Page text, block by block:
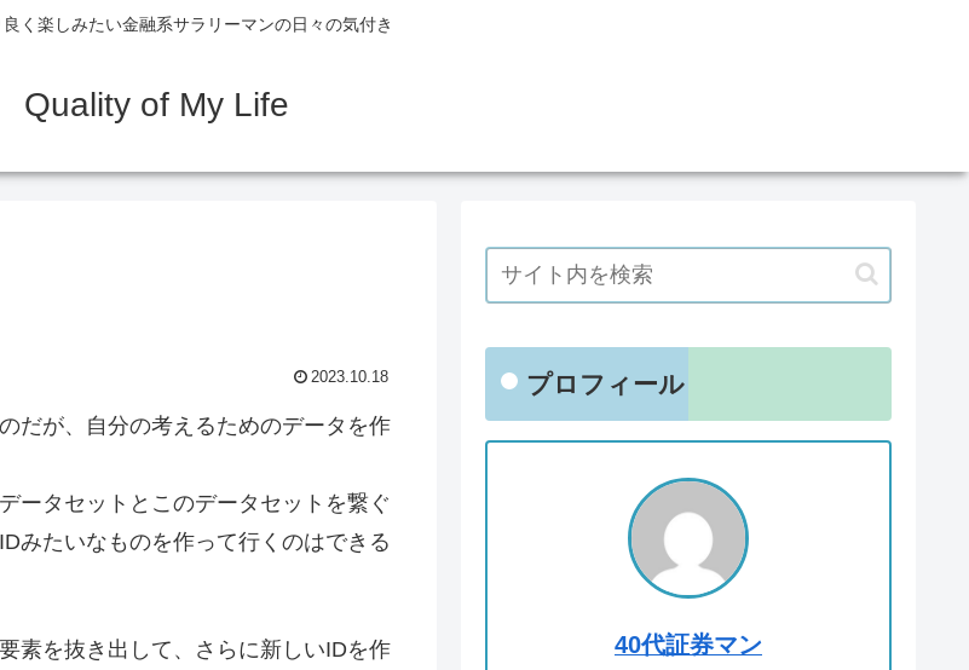
良く楽しみたい金融系サラリーマンの日々の気付き
Quality of My Life
2023.10.18
だが、自分の考えるためのデータを作
ータセットとこのデータセットを繋ぐ
みたいなものを作って行くのはできる
素を抜き出して、さらに新しいIDを作
プロフィール
40代証券マン